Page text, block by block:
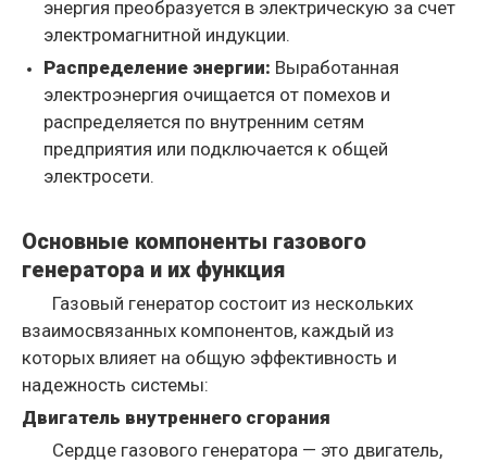
энергия преобразуется в электрическую за счет
электромагнитной индукции.
Распределение энергии: Выработанная
электроэнергия очищается от помехов и
распределяется по внутренним сетям
предприятия или подключается к общей
электросети.
Основные компоненты газового
генератора и их функция
Газовый генератор состоит из нескольких
взаимосвязанных компонентов, каждый из
которых влияет на общую эффективность и
надежность системы:
Двигатель внутреннего сгорания
Сердце газового генератора — это двигатель,